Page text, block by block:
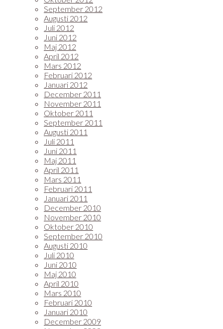
September 2012
Augusti 2012
Juli 2012
Juni 2012
Maj 2012
April 2012
Mars 2012
Februari 2012
Januari 2012
December 2011
November 2011
Oktober 2011
September 2011
Augusti 2011
Juli 2011
Juni 2011
Maj 2011
April 2011
Mars 2011
Februari 2011
Januari 2011
December 2010
November 2010
Oktober 2010
September 2010
Augusti 2010
Juli 2010
Juni 2010
Maj 2010
April 2010
Mars 2010
Februari 2010
Januari 2010
December 2009